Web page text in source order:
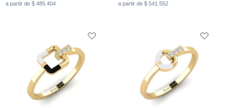
a partir de $ 485.404 a partir de $ 541.552